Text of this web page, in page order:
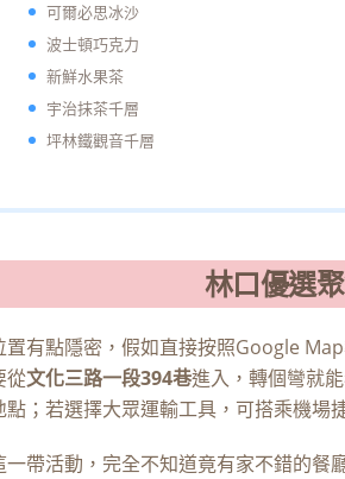
可爾必思冰沙
波士頓巧克力
新鮮水果茶
宇治抹茶千層
坪林鐵觀音千層
林口優選
置有點隱密，假如直接按照Google
從文化三路一段394巷進入，轉個彎就
；若選擇大眾運輸工具，可搭乘機場
帶活動，完全不知道竟有家不錯的